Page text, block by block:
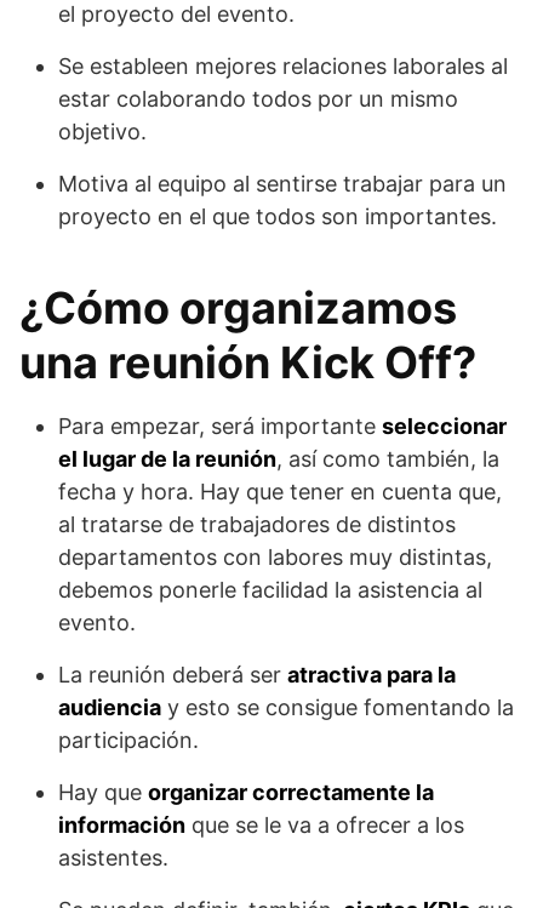
el proyecto del evento.
Se estableen mejores relaciones laborales al
estar colaborando todos por un mismo
objetivo.
Motiva al equipo al sentirse trabajar para un
proyecto en el que todos son importantes.
¿Cómo organizamos
una reunión Kick Off?
Para empezar, será importante seleccionar
el lugar de la reunión, así como también, la
fecha y hora. Hay que tener en cuenta que,
al tratarse de trabajadores de distintos
departamentos con labores muy distintas,
debemos ponerle facilidad la asistencia al
evento.
La reunión deberá ser atractiva para la
audiencia y esto se consigue fomentando la
participación.
Hay que organizar correctamente la
información que se le va a ofrecer a los
asistentes.